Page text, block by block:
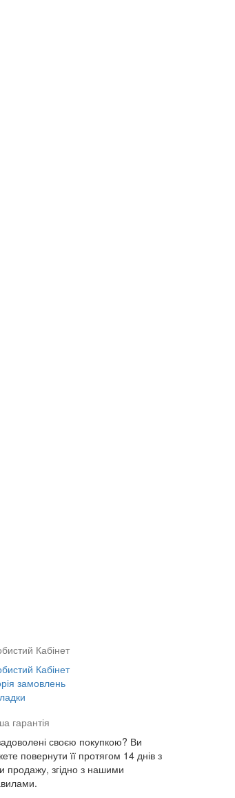
Кабінет
Кабінет
замовлень
гарантія
своєю покупкою? Ви
повернути її протягом 14 днів з
продажу, згідно з нашими